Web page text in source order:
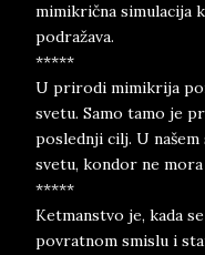
mimikrična simulacija
podražava.
*****
U prirodi mimikrija
svetu. Samo tamo je
poslednji cilj. U
svetu, kondor ne
*****
Ketmanstvo je, kada
povratnom smislu i